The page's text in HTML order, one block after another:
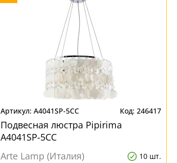
A4041SP-5CC 246417
Подвесная люстра Pipirima
A4041SP-5CC
Arte Lamp (Италия)
10 шт.